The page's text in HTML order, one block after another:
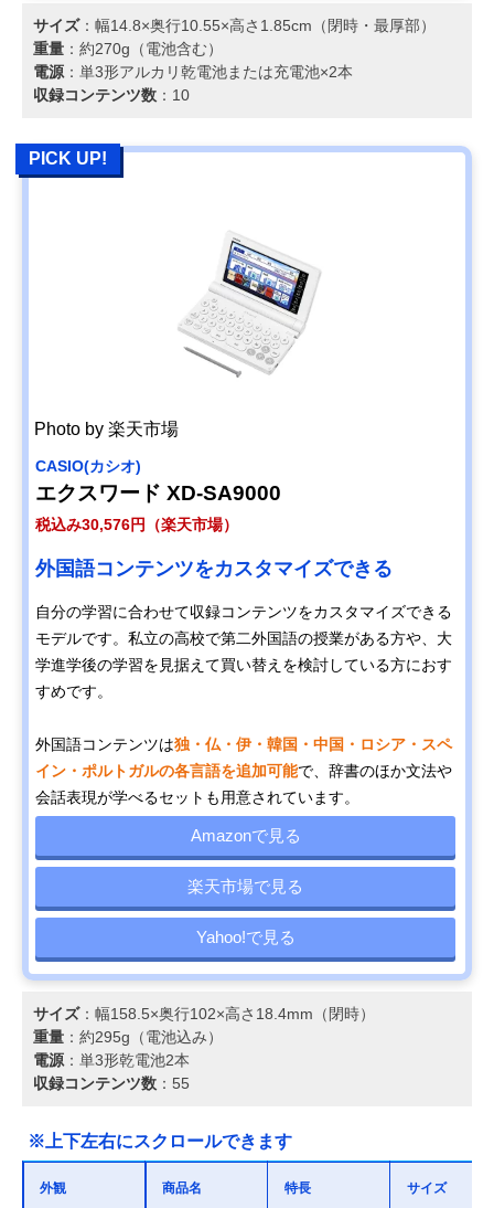
サイズ：幅14.8×奥行10.55×高さ1.85cm（閉時・最厚部）
重量 ：約270g（電池含む）
電源 ：単3形アルカリ乾電池または充電池×2本
収録コンテンツ数 ：10
PICK UP!
Photo by 楽天市場
CASIO(カシオ)
エクスワード XD-SA9000
税込み30,576円（楽天市場）
外国語コンテンツをカスタマイズできる
自分の学習に合わせて収録コンテンツをカスタマイズできる
モデルです。私立の高校で第二外国語の授業がある方や、大
学進学後の学習を見据えて買い替えを検討している方におす
すめです。
外国語コンテンツは独・仏・伊・韓国・中国・ロシア・スペ
イン・ポルトガルの各言語を追加可能で、辞書のほか文法や
会話表現が学べるセットも用意されています。
Amazonで見る
楽天市場で見る
Yahoo!で見る
サイズ：幅158.5×奥行102×高さ18.4mm（閉時）
重量 ：約295g（電池込み）
電源 ：単3形乾電池2本
収録コンテンツ数 ：55
※上下左右にスクロールできます
外観 商品名 特長 サイズ